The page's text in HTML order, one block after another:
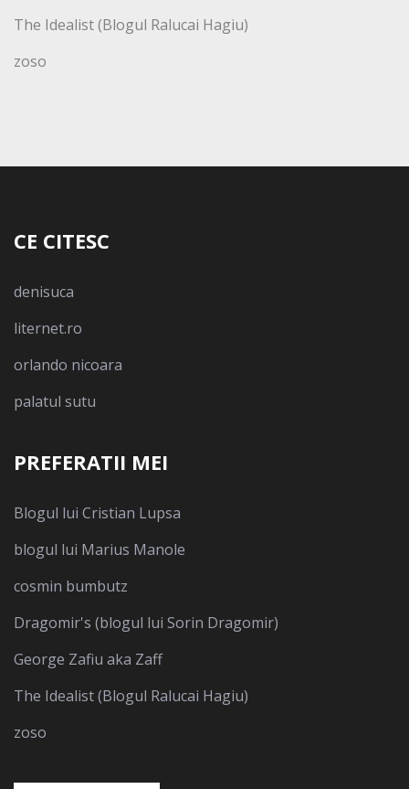
The Idealist (Blogul Ralucai Hagiu)
zoso
CE CITESC
denisuca
liternet.ro
orlando nicoara
palatul sutu
PREFERATII MEI
Blogul lui Cristian Lupsa
blogul lui Marius Manole
cosmin bumbutz
Dragomir's (blogul lui Sorin Dragomir)
George Zafiu aka Zaff
The Idealist (Blogul Ralucai Hagiu)
zoso